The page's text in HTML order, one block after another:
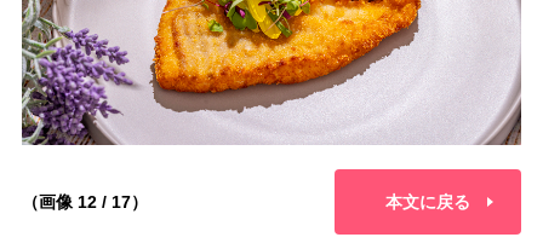
（画像 12 / 17） 本文に戻る